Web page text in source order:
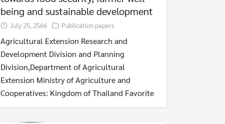
being and sustainable development
July 25, 2566 Publication papers
Agricultural Extension Research and
Development Division and Planning
Division,Department of Agricultural
Extension Ministry of Agriculture and
Cooperatives: Kingdom of Thailand Favorite